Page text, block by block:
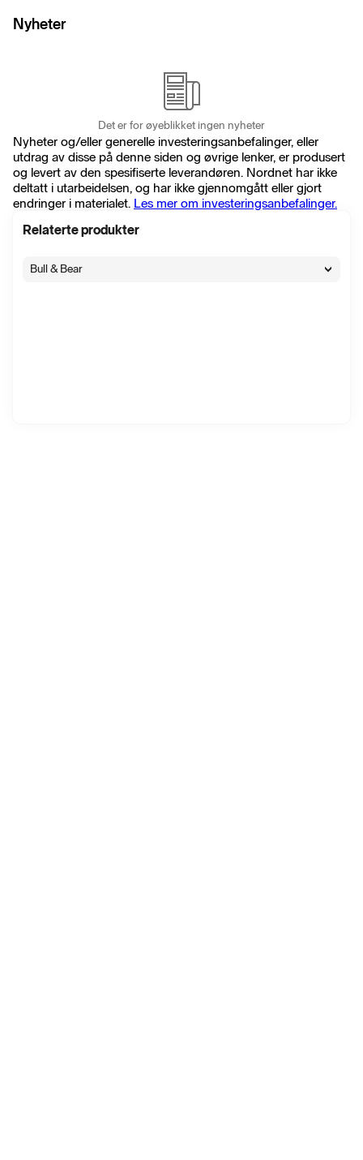
Nyheter
Det er for øyeblikket ingen nyheter
Nyheter og/eller generelle investeringsanbefalinger, eller
utdrag av disse på denne siden og øvrige lenker, er produsert
og levert av den spesifiserte leverandøren. Nordnet har ikke
deltatt i utarbeidelsen, og har ikke gjennomgått eller gjort
endringer i materialet. Les mer om investeringsanbefalinger.
Relaterte produkter
Bull & Bear